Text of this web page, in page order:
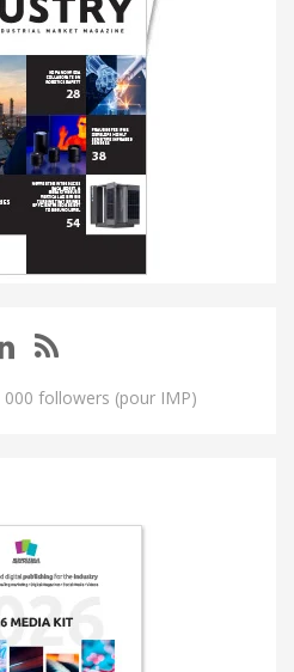
000 followers (pour IMP)